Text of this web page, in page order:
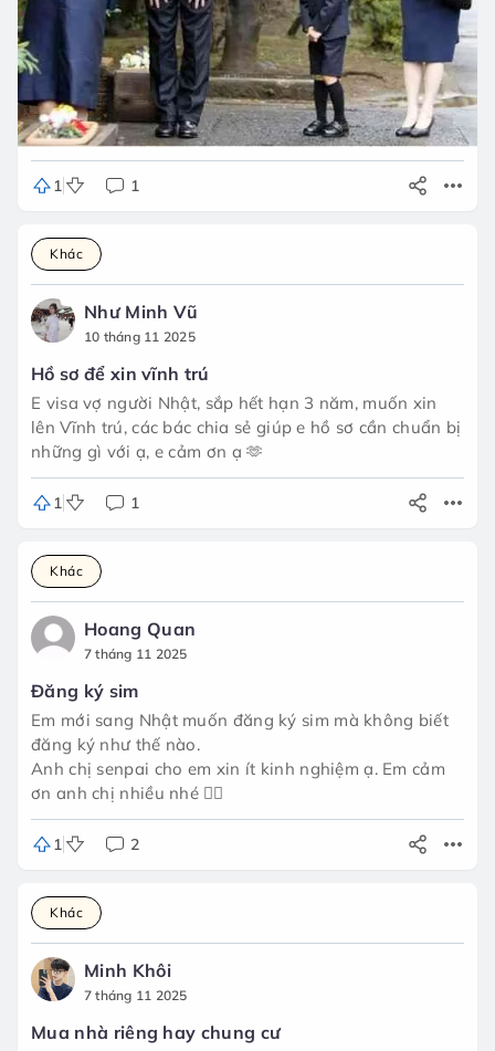
1 1
Khác
Như Minh Vũ
10 tháng 11 2025
Hồ sơ để xin vĩnh trú
E visa vợ người Nhật, sắp hết hạn 3 năm, muốn xin
lên Vĩnh trú, các bác chia sẻ giúp e hồ sơ cần chuẩn bị
những gì với ạ, e cảm ơn ạ 🫶
1 1
Khác
Hoang Quan
7 tháng 11 2025
Đăng ký sim
Em mới sang Nhật muốn đăng ký sim mà không biết
đăng ký như thế nào.
Anh chị senpai cho em xin ít kinh nghiệm ạ. Em cảm
ơn anh chị nhiều nhé 🙇‍♀️
1 2
Khác
Minh Khôi
7 tháng 11 2025
Mua nhà riêng hay chung cư